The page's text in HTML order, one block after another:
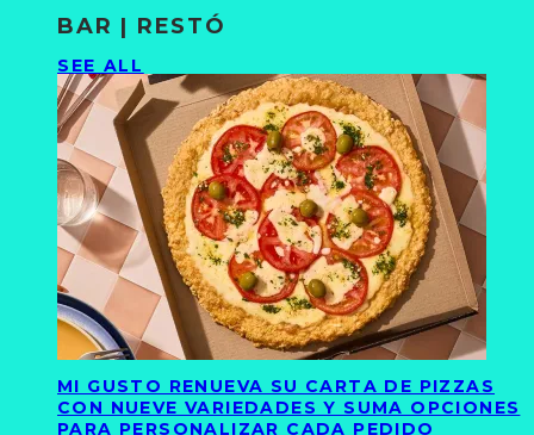
BAR | RESTÓ
SEE ALL
MI GUSTO RENUEVA SU CARTA DE PIZZAS
CON NUEVE VARIEDADES Y SUMA OPCIONES
PARA PERSONALIZAR CADA PEDIDO